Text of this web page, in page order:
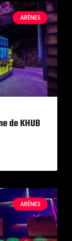
ARÈNES
de KHUB
ARÈNES